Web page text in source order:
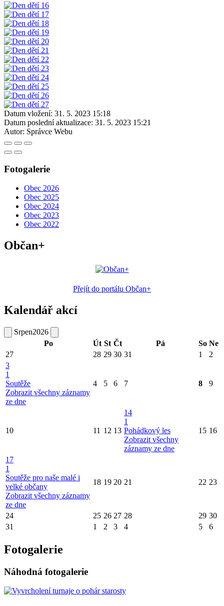
Datum vložení: 31. 5. 2023 15:18
Datum poslední aktualizace: 31. 5. 2023 15:21
Autor: Správce Webu
Fotogalerie
Obec 2026
Obec 2025
Obec 2024
Obec 2023
Obec 2022
Občan+
Přejít do portálu Občan+
Kalendář akcí
Srpen2026
Po
Út St Čt Pá So Ne
27
28 29 30 31 1
2
3
1
Soutěže
Zobrazit všechny záznamy
ze dne
4 5 6 7 8 9
10 11 12 13
14
1
Pohádkový les
Zobrazit všechny
záznamy ze dne
15 16
17
1
Soutěže pro naše malé i
velké občany
Zobrazit všechny záznamy
ze dne
18 19 20 21 22 23
24 25 26 27 28 29 30
31
1 2 3 4 5 6
Fotogalerie
Náhodná fotogalerie